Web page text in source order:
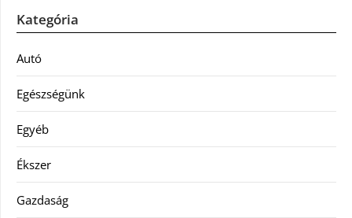
Kategória
Autó
Egészségünk
Egyéb
Ékszer
Gazdaság